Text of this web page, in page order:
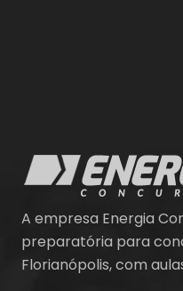
A empresa Energia
preparatória para
Florianópolis, com